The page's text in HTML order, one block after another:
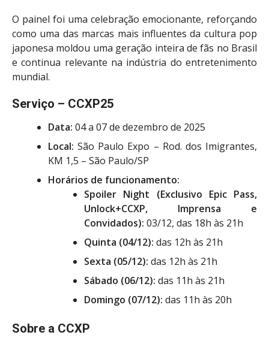
O painel foi uma celebração emocionante, reforçando
como uma das marcas mais influentes da cultura pop
japonesa moldou uma geração inteira de fãs no Brasil
e continua relevante na indústria do entretenimento
mundial.
Serviço – CCXP25
Data: 04 a 07 de dezembro de 2025
Local: São Paulo Expo – Rod. dos Imigrantes,
KM 1,5 – São Paulo/SP
Horários de funcionamento:
Spoiler Night (Exclusivo Epic Pass,
Unlock+CCXP, Imprensa e
Convidados): 03/12, das 18h às 21h
Quinta (04/12): das 12h às 21h
Sexta (05/12): das 12h às 21h
Sábado (06/12): das 11h às 21h
Domingo (07/12): das 11h às 20h
Sobre a CCXP